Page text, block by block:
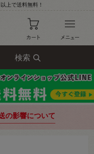
上で送料無料！
検索
の影響について